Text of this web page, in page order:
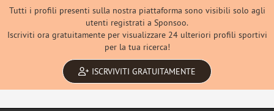
Tutti i profili presenti sulla nostra piattaforma sono visibili solo agli
utenti registrati a Sponsoo.
Iscriviti ora gratuitamente per visualizzare 24 ulteriori profili sportivi
per la tua ricerca!
ISCRVIVITI GRATUITAMENTE